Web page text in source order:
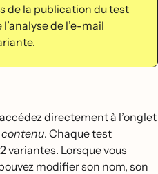
de la publication du test
de l’e-mail
directement à l’onglet
contenu. Chaque test
Lorsque vous
modifier son nom, son